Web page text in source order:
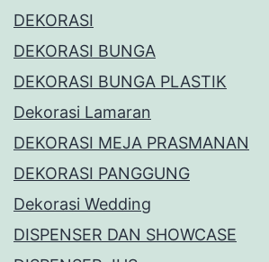
DEKORASI
DEKORASI BUNGA
DEKORASI BUNGA PLASTIK
Dekorasi Lamaran
DEKORASI MEJA PRASMANAN
DEKORASI PANGGUNG
Dekorasi Wedding
DISPENSER DAN SHOWCASE